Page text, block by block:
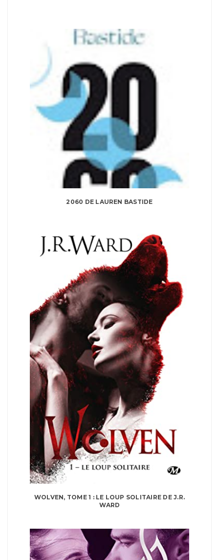
2060 DE LAUREN BASTIDE
WOLVEN, TOME 1 : LE LOUP SOLITAIRE DE J.R.
WARD